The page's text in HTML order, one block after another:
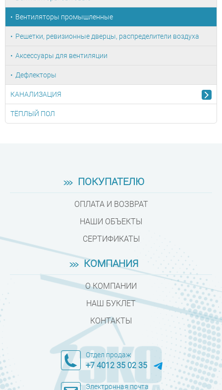
Вентиляторы промышленные
Решетки, ревизионные дверцы, распределители воздуха
Аксессуары для вентиляции
Дефлекторы
КАНАЛИЗАЦИЯ
ТЁПЛЫЙ ПОЛ
ПОКУПАТЕЛЮ
ОПЛАТА И ВОЗВРАТ
НАШИ ОБЪЕКТЫ
СЕРТИФИКАТЫ
КОМПАНИЯ
О КОМПАНИИ
НАШ БУКЛЕТ
КОНТАКТЫ
Отдел продаж
+7 4012 35 02 35
Электронная почта